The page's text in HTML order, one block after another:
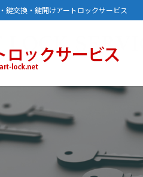
鍵交換・鍵開けアートロックサービス